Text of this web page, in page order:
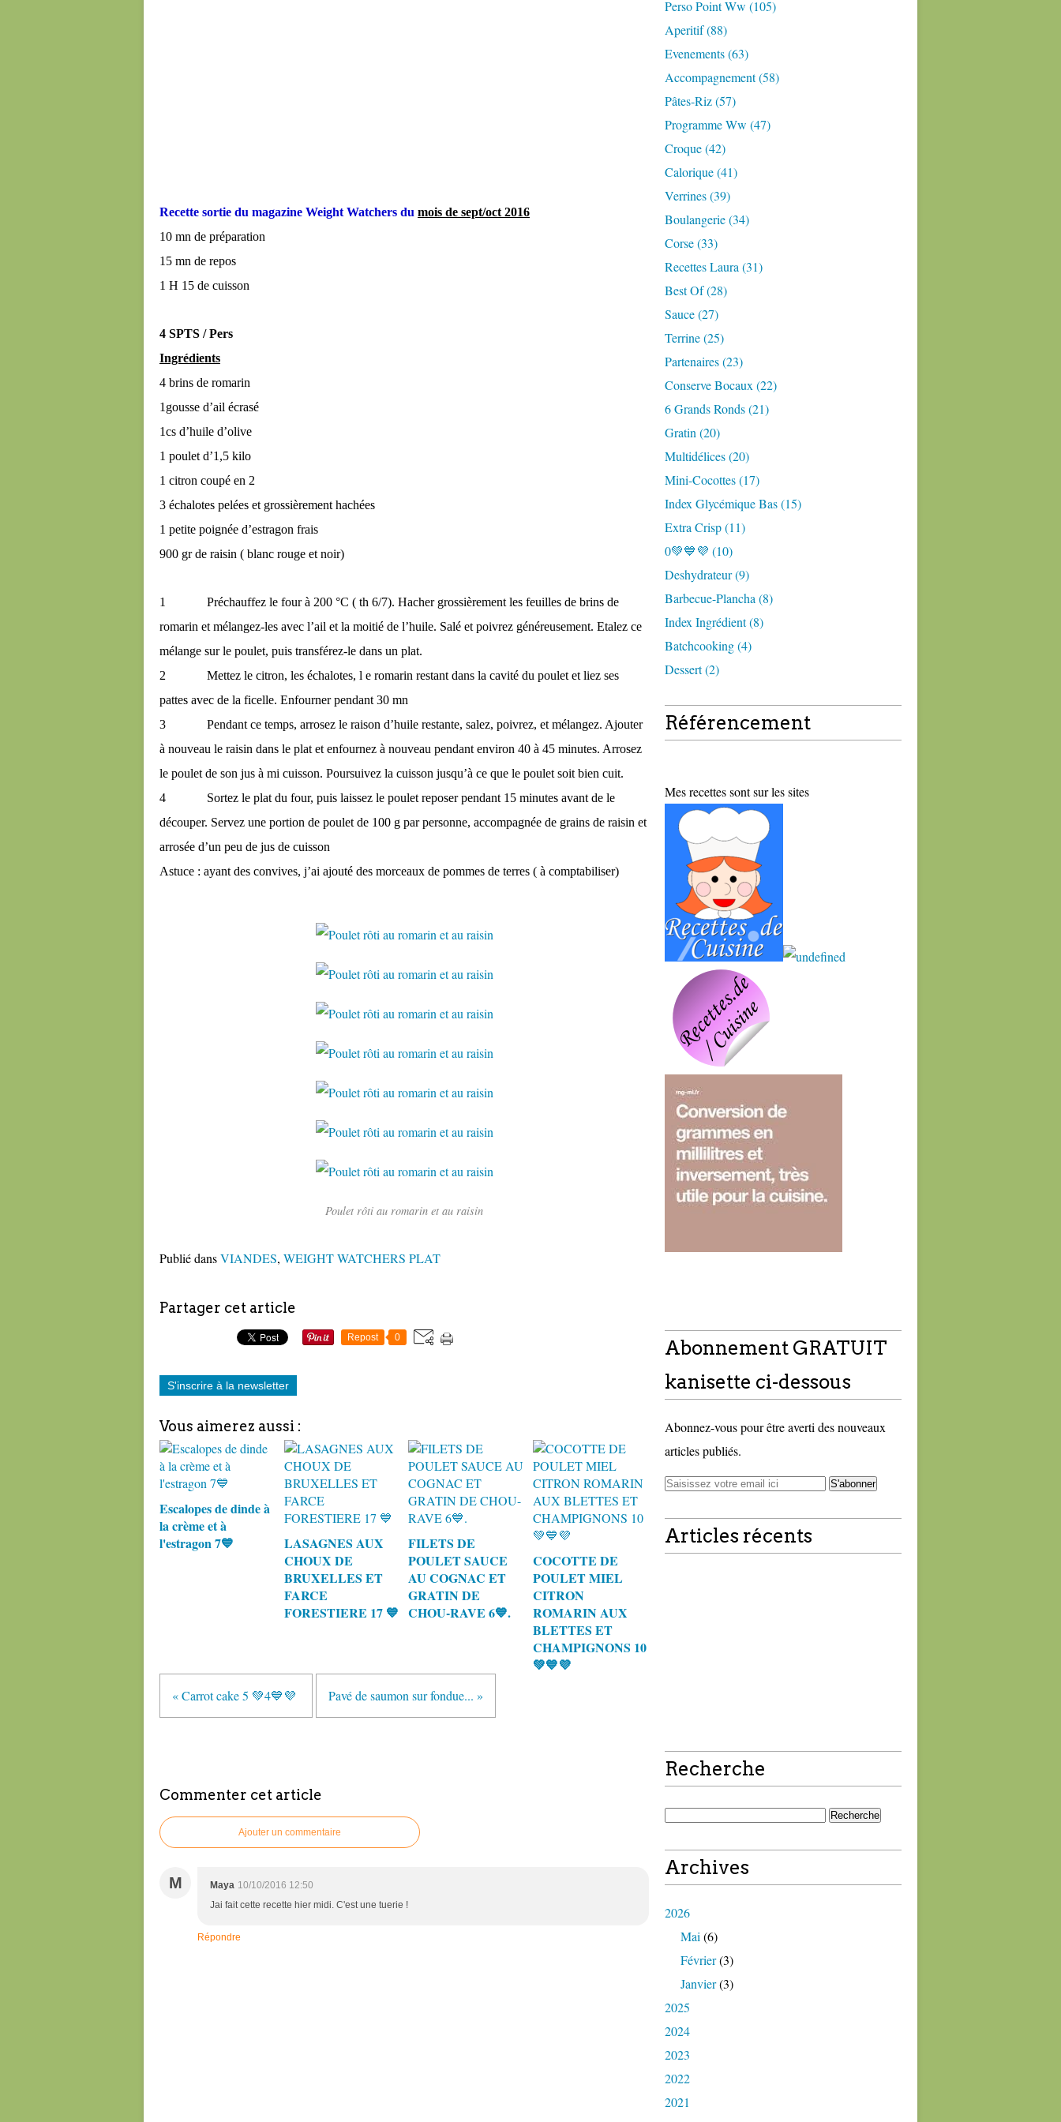
Recette sortie du magazine Weight Watchers du mois de sept/oct 2016
10 mn de préparation
15 mn de repos
1 H 15 de cuisson
4 SPTS / Pers
Ingrédients
4 brins de romarin
1gousse d’ail écrasé
1cs d’huile d’olive
1 poulet d’1,5 kilo
1 citron coupé en 2
3 échalotes pelées et grossièrement hachées
1 petite poignée d’estragon frais
900 gr de raisin ( blanc rouge et noir)
1 Préchauffez le four à 200 °C ( th 6/7). Hacher grossièrement les feuilles de brins de
romarin et mélangez-les avec l’ail et la moitié de l’huile. Salé et poivrez généreusement. Etalez ce
mélange sur le poulet, puis transférez-le dans un plat.
2 Mettez le citron, les échalotes, l e romarin restant dans la cavité du poulet et liez ses
pattes avec de la ficelle. Enfourner pendant 30 mn
3 Pendant ce temps, arrosez le raison d’huile restante, salez, poivrez, et mélangez. Ajouter
à nouveau le raisin dans le plat et enfournez à nouveau pendant environ 40 à 45 minutes. Arrosez
le poulet de son jus à mi cuisson. Poursuivez la cuisson jusqu’à ce que le poulet soit bien cuit.
4 Sortez le plat du four, puis laissez le poulet reposer pendant 15 minutes avant de le
découper. Servez une portion de poulet de 100 g par personne, accompagnée de grains de raisin et
arrosée d’un peu de jus de cuisson
Astuce : ayant des convives, j’ai ajouté des morceaux de pommes de terres ( à comptabiliser)
Poulet rôti au romarin et au raisin
Publié dansVIANDES, WEIGHT WATCHERS PLAT
Partager cet article
Repost 0
S'inscrire à la newsletter
Vous aimerez aussi :
Escalopes de dinde à
la crème et à
l'estragon 7💙
LASAGNES AUX
CHOUX DE
BRUXELLES ET
FARCE
FORESTIERE 17 💙
FILETS DE
POULET SAUCE
AU COGNAC ET
GRATIN DE
CHOU-RAVE 6💙.
COCOTTE DE
POULET MIEL
CITRON
ROMARIN AUX
BLETTES ET
CHAMPIGNONS 10
💚💙💜
« Carrot cake 5 💚4💙💜 Pavé de saumon sur fondue... »
Commenter cet article
Ajouter un commentaire
M Maya 10/10/2016 12:50
Jai fait cette recette hier midi. C'est une tuerie !
Répondre
Perso Point Ww (105)
Aperitif (88)
Evenements (63)
Accompagnement (58)
Pâtes-Riz (57)
Programme Ww (47)
Croque (42)
Calorique (41)
Verrines (39)
Boulangerie (34)
Corse (33)
Recettes Laura (31)
Best Of (28)
Sauce (27)
Terrine (25)
Partenaires (23)
Conserve Bocaux (22)
6 Grands Ronds (21)
Gratin (20)
Multidélices (20)
Mini-Cocottes (17)
Index Glycémique Bas (15)
Extra Crisp (11)
0💚💙💜 (10)
Deshydrateur (9)
Barbecue-Plancha (8)
Index Ingrédient (8)
Batchcooking (4)
Dessert (2)
Référencement
Mes recettes sont sur les sites
Abonnement GRATUIT
kanisette ci-dessous
Abonnez-vous pour être averti des nouveaux
articles publiés.
Articles récents
Recherche
Archives
2026
Mai (6)
Février(3)
Janvier(3)
2025
2024
2023
2022
2021